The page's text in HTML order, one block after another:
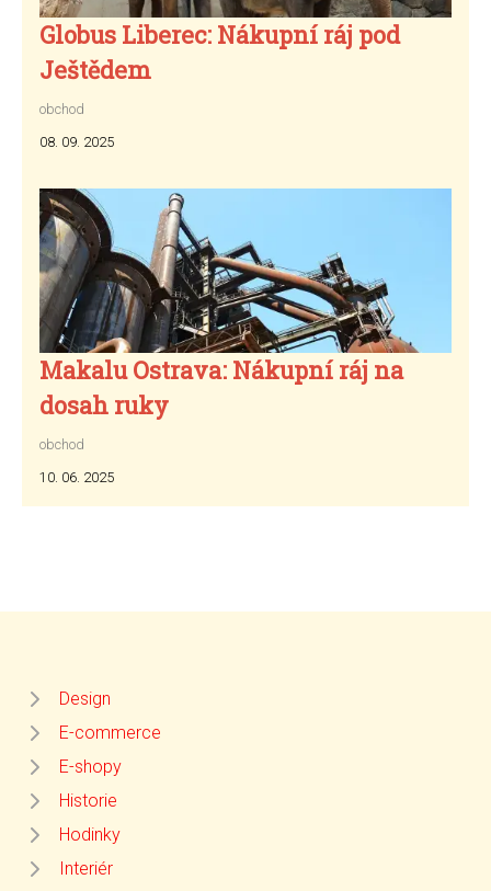
Globus Liberec: Nákupní ráj pod
Ještědem
obchod
08. 09. 2025
Makalu Ostrava: Nákupní ráj na
dosah ruky
obchod
10. 06. 2025
Design
E-commerce
E-shopy
Historie
Hodinky
Interiér